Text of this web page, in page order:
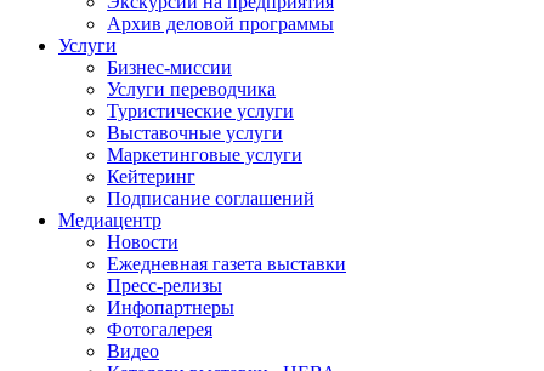
Архив деловой программы
Услуги
Бизнес-миссии
Услуги переводчика
Туристические услуги
Выставочные услуги
Маркетинговые услуги
Кейтеринг
Подписание соглашений
Медиацентр
Новости
Ежедневная газета выставки
Пресс-релизы
Инфопартнеры
Фотогалерея
Видео